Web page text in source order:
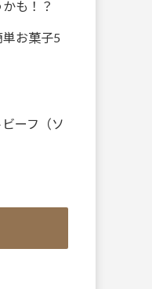
も！？
単お菓子5
ーフ（ソ